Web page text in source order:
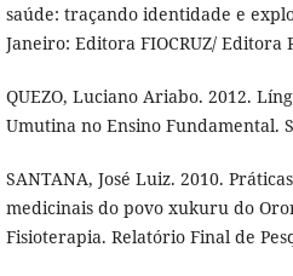
saúde: traçando identidade e
Janeiro: Editora FIOCRUZ/ Editora
QUEZO, Luciano Ariabo. 2012.
Umutina no Ensino Fundamental.
SANTANA, José Luiz. 2010.
medicinais do povo xukuru do
Fisioterapia. Relatório Final de